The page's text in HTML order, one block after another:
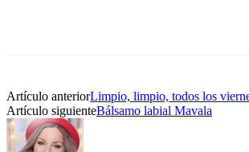
Artículo anteriorLimpio, limpio, todos los
Artículo siguienteBálsamo labial Mavala